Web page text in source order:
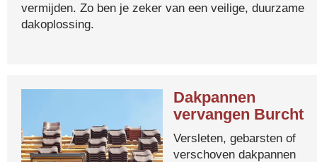
vermijden. Zo ben je zeker van een veilige, duurzame
dakoplossing.
Dakpannen
vervangen Burcht
Versleten, gebarsten of
verschoven dakpannen